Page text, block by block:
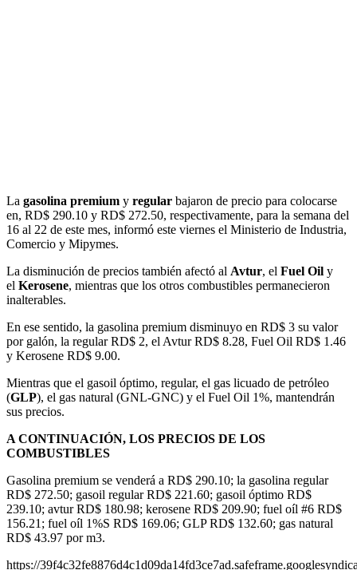
La gasolina premium y regular bajaron de precio para colocarse
en, RD$ 290.10 y RD$ 272.50, respectivamente, para la semana del
16 al 22 de este mes, informó este viernes el Ministerio de Industria,
Comercio y Mipymes.
La disminución de precios también afectó al Avtur, el Fuel Oil y
el Kerosene, mientras que los otros combustibles permanecieron
inalterables.
En ese sentido, la gasolina premium disminuyo en RD$ 3 su valor
por galón, la regular RD$ 2, el Avtur RD$ 8.28, Fuel Oil RD$ 1.46
y Kerosene RD$ 9.00.
Mientras que el gasoil óptimo, regular, el gas licuado de petróleo
(GLP), el gas natural (GNL-GNC) y el Fuel Oil 1%, mantendrán
sus precios.
A CONTINUACIÓN, LOS PRECIOS DE LOS
COMBUSTIBLES
Gasolina premium se venderá a RD$ 290.10; la gasolina regular
RD$ 272.50; gasoil regular RD$ 221.60; gasoil óptimo RD$
239.10; avtur RD$ 180.98; kerosene RD$ 209.90; fuel oíl #6 RD$
156.21; fuel oíl 1%S RD$ 169.06; GLP RD$ 132.60; gas natural
RD$ 43.97 por m3.
https://